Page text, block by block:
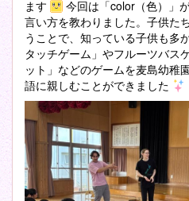
ます
今回は「color（色）」
言い方を教わりました。子供た
うことで、知っている子供も多
タッチゲーム」やフルーツバス
ット」などのゲームを麦島幼稚
語に親しむことができました